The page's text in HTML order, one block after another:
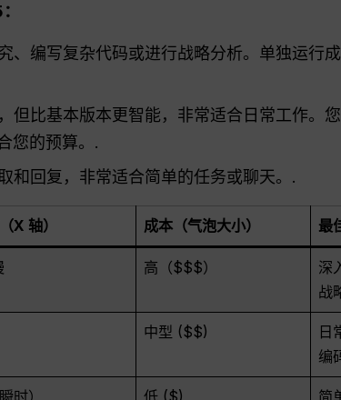
、编写复杂代码或进行战略分析。单独运行
但比基本版本更智能，非常适合日常工作。
您的预算。.
和回复，非常适合简单的任务或聊天。.
X 轴） 成本（气泡大小） 最
高（$$$）
深
战
中型 ($$)
日
编